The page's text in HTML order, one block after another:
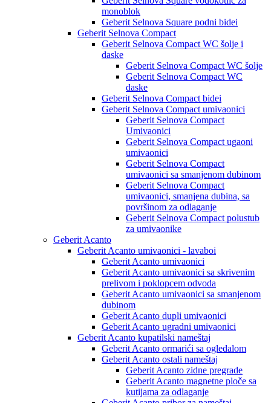
monoblok
Geberit Selnova Square podni bidei
Geberit Selnova Compact
Geberit Selnova Compact WC šolje i
daske
Geberit Selnova Compact WC šolje
Geberit Selnova Compact WC
daske
Geberit Selnova Compact bidei
Geberit Selnova Compact umivaonici
Geberit Selnova Compact
Umivaonici
Geberit Selnova Compact ugaoni
umivaonici
Geberit Selnova Compact
umivaonici sa smanjenom dubinom
Geberit Selnova Compact
umivaonici, smanjena dubina, sa
površinom za odlaganje
Geberit Selnova Compact polustub
za umivaonike
Geberit Acanto
Geberit Acanto umivaonici - lavaboi
Geberit Acanto umivaonici
Geberit Acanto umivaonici sa skrivenim
prelivom i poklopcem odvoda
Geberit Acanto umivaonici sa smanjenom
dubinom
Geberit Acanto dupli umivaonici
Geberit Acanto ugradni umivaonici
Geberit Acanto kupatilski nameštaj
Geberit Acanto ormarići sa ogledalom
Geberit Acanto ostali nameštaj
Geberit Acanto zidne pregrade
Geberit Acanto magnetne ploče sa
kutijama za odlaganje